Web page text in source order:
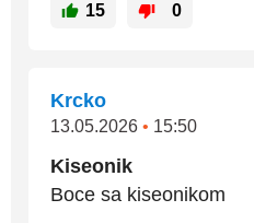
15 0
Krcko
13.05.2026 • 15:50
Kiseonik
Boce sa kiseonikom